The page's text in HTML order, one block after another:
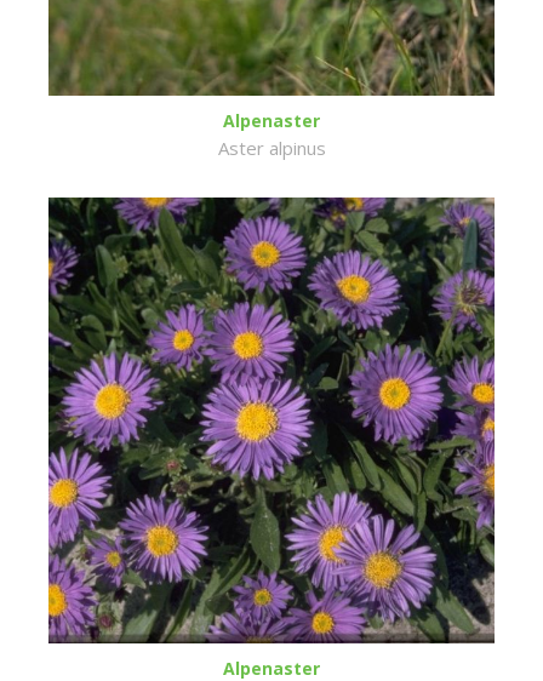
Alpenaster
Aster alpinus
Alpenaster